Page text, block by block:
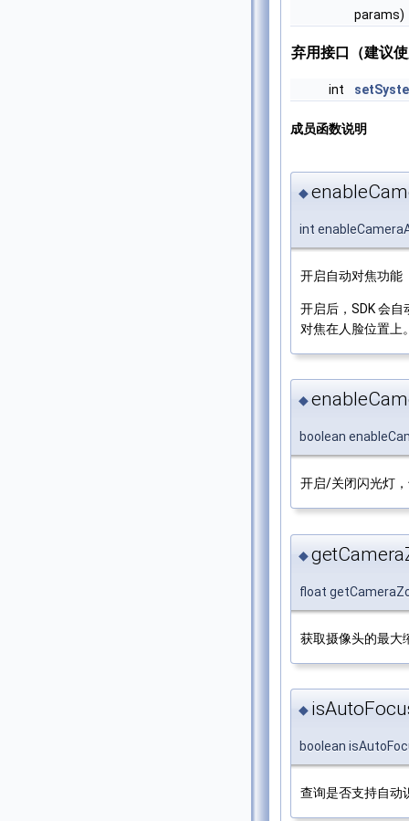
params)
弃用接口（建议
int
成员函数说明
◆
int
开启自动对焦功能
开启后，SDK 会
对焦在人脸位置上
◆
boolean
开启/关闭闪光灯
◆
float
获取摄像头的最大
◆
boolean
查询是否支持自动